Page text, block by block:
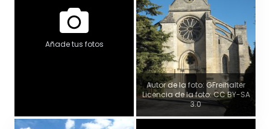
Añade tus fotos
Autor de la foto: GFreihalter
Licencia de la foto: CC BY-SA
3.0